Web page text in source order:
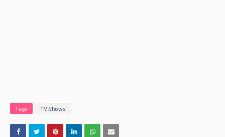
Tags TV Shows